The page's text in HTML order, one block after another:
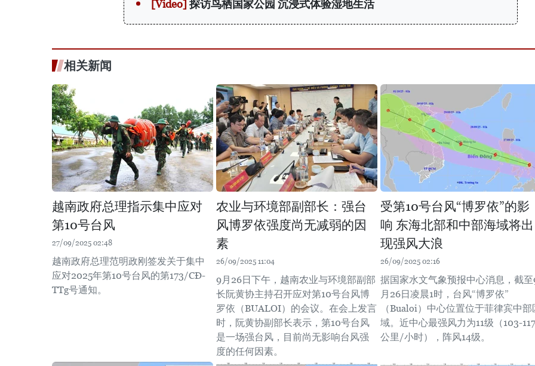
探访鸟栖国家公园 沉浸式体验湿地生活
相关新闻
越南政府总理指示集中应对
第10号台风
27/09/2025 02:48
越南政府总理范明政刚签发关于集中
应对2025年第10号台风的第173/CĐ-
TTg号通知。
农业与环境部副部长：强台
风博罗依强度尚无减弱的因
素
26/09/2025 11:04
9月26日下午，越南农业与环境部副部
长阮黄协主持召开应对第10号台风博
罗依（BUALOI）的会议。在会上发言
时，阮黄协副部长表示，第10号台风
是一场强台风，目前尚无影响台风强
度的任何因素。
受第10号台风“博罗依”的影
响 东海北部和中部海域将出
现强风大浪
26/09/2025 02:16
据国家水文气象预报中心消息，截
月26日凌晨1时，台风“博罗依”
（Bualoi）中心位置位于菲律宾中部
域。近中心最强风力为11级（103-117
公里/小时），阵风14级。